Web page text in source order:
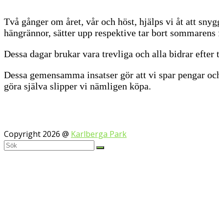
Två gånger om året, vår och höst, hjälps vi åt att
hängrännor, sätter upp respektive tar bort
Dessa dagar brukar vara trevliga och alla bidrar
Dessa gemensamma insatser gör att vi spar pengar
göra själva slipper vi nämligen köpa.
Copyright 2026 @ Karlberga Park